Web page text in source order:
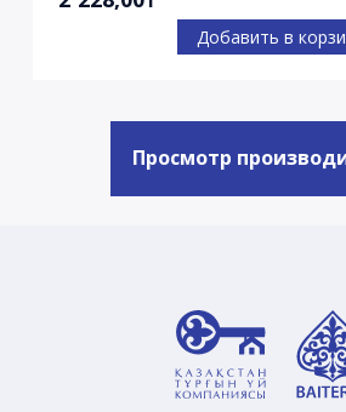
Добавить в
Просмотр